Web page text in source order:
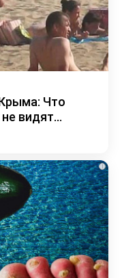
Что
видят...
i